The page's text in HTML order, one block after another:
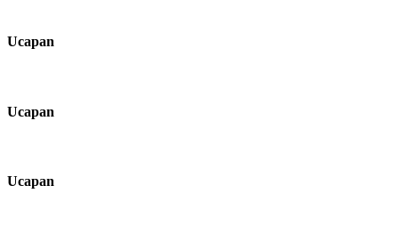
Ucapan
Ucapan
Ucapan